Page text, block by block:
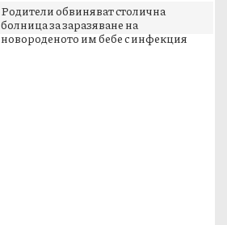
Родители обвиняват столична
болница за заразяване на
новороденото им бебе с инфекция